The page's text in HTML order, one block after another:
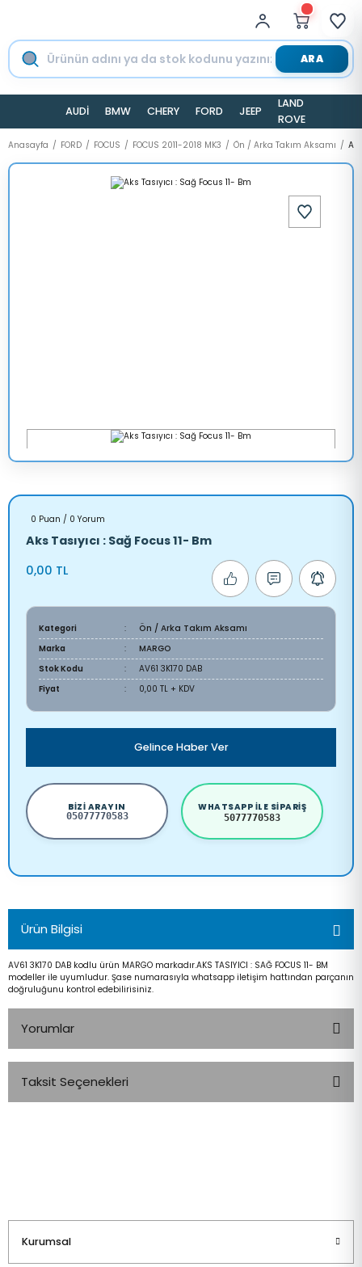
ARA
AUDİ BMW CHERY FORD JEEP
LAND
ROVER
Anasayfa FORD FOCUS FOCUS 2011-2018 MK3 Ön / Arka Takım Aksamı
0 Puan / 0 Yorum
Aks Tasıyıcı : Sağ Focus 11- Bm
0,00 TL
Kategori
Ön / Arka Takım Aksamı
Marka
MARGO
Stok Kodu
AV61 3K170 DAB
Fiyat
0,00 TL + KDV
Gelince Haber Ver
BIZI ARAYIN
05077770583
WHATSAPP ILE SIPARIŞ
5077770583
Ürün Bilgisi
AV61 3K170 DAB kodlu ürün MARGO markadır.AKS TASIYICI : SAĞ FOCUS 11- BM
modeller ile uyumludur. Şase numarasıyla whatsapp iletişim hattından parçanın
doğruluğunu kontrol edebilirisiniz.
Yorumlar
Taksit Seçenekleri
Kurumsal